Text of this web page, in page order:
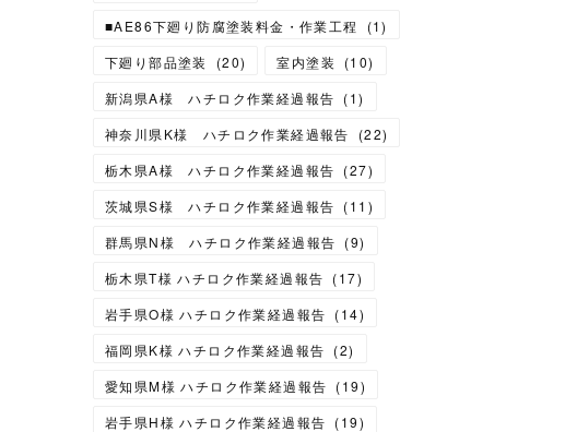
■AE86下廻り防腐塗装料金・作業工程
(1)
下廻り部品塗装
(20) 室内塗装 (10)
新潟県A様 ハチロク作業経過報告 (1)
神奈川県K様 ハチロク作業経過報告
(22)
栃木県A様 ハチロク作業経過報告 (27)
茨城県S様 ハチロク作業経過報告 (11 )
群馬県N様 ハチロク作業経過報告 (9)
栃木県T様 ハチロク作業経過報告 (17)
岩手県O様 ハチロク作業経過報告 (14)
福岡県K様 ハチロク作業経過報告 (2)
愛知県M様 ハチロク作業経過報告 (19)
岩手県H様 ハチロク作業経過報告 (19)